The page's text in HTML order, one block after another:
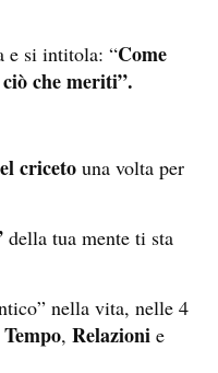
e si intitola: “Come
che meriti”.
criceto una volta per
della tua mente ti sta
nella vita, nelle 4
Tempo, Relazioni e